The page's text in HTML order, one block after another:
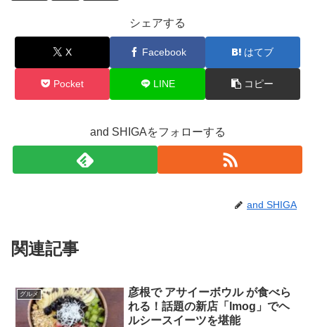
シェアする
X Facebook はてブ
Pocket LINE コピー
and SHIGAをフォローする
and SHIGA
関連記事
グルメ
彦根で アサイーボウル が食べら
れる！話題の新店「lmog」でヘ
ルシースイーツを堪能